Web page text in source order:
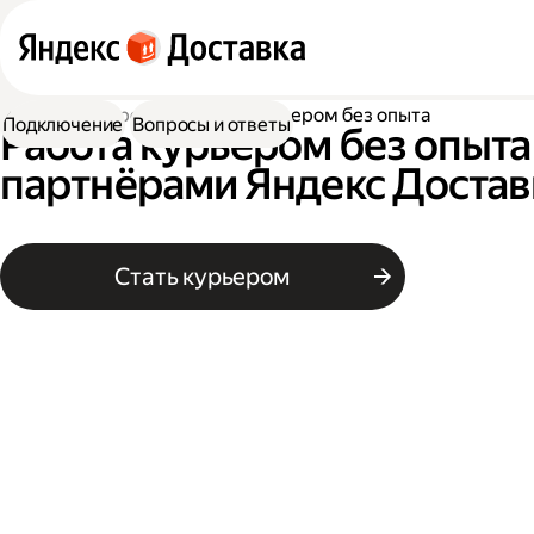
Работа курьером Работа курьером без опыта
Работа курьером без
партнёрами Яндекс
Стать курьером
Подключение Вопросы и ответы